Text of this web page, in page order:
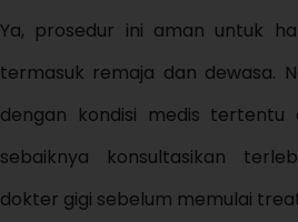
Ya, prosedur ini aman untuk
termasuk remaja dan dewasa.
dengan kondisi medis tertentu
sebaiknya konsultasikan
dokter gigi sebelum memulai